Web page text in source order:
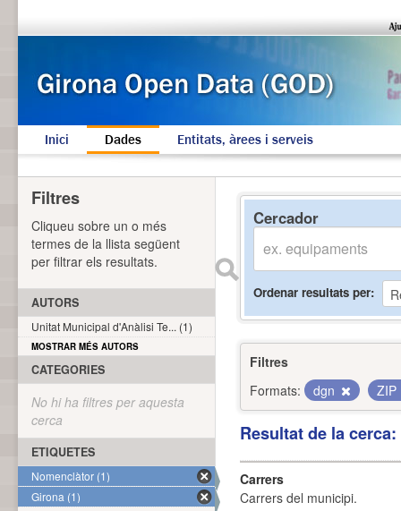
Inici Dades Entitats, àrees i serveis
Cercador
Ordenar resultats per
Filtres
Formats:
dgn ZIP
Resultat de la
Carrers
Carrers del municipi.
Filtres
Cliqueu sobre un o més
termes de la llista següent
per filtrar els resultats.
AUTORS
Unitat Municipal d'Anàlisi Te... (1)
MOSTRAR MÉS AUTORS
CATEGORIES
No hi ha filtres per aquesta
cerca
ETIQUETES
Nomenclàtor (1)
Girona (1)